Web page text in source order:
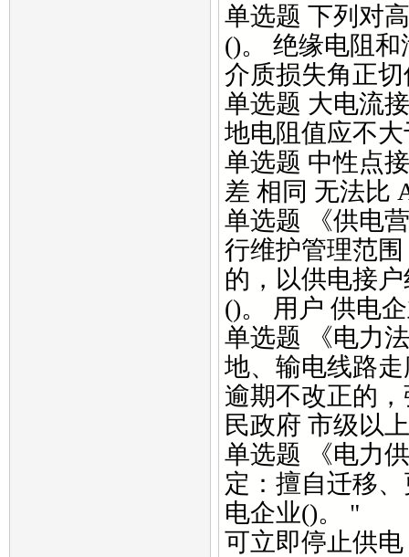
单选题 下列对
()。 绝缘电阻
介质损失角正
单选题 大电流
地电阻值应不
单选题 中性点
差 相同 无法比
单选题 《供电
行维护管理范
的，以供电接
()。 用户 供电
单选题 《电力
地、输电线路
逾期不改正的
民政府 市级以
单选题 《电力
定：擅自迁移
电企业()。 "
可立即停止供电